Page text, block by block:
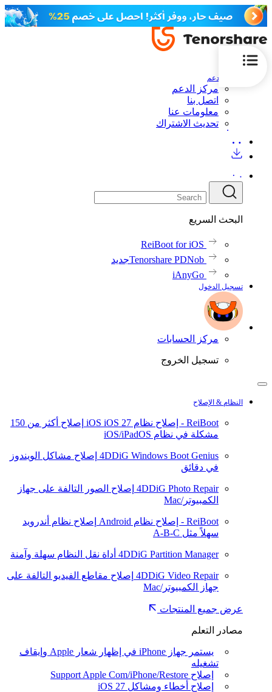
الدعم
مركز الدعم
اتصل بنا
معلومات عنا
تحديث الاشتراك
البحث السريع
ReiBoot for iOS
Tenorshare PDNobجديد
iAnyGo
تسجيل الدخول
مركز الحسابات
تسجيل الخروج
النظام & الإصلاح
ReiBoot - إصلاح نظام iOS iOS 27
إصلاح أكثر من 150
مشكلة في نظام iOS/iPadOS
4DDiG Windows Boot Genius إصلاح مشاكل الويندوز
في دقائق
4DDiG Photo Repair إصلاح الصور التالفة على جهاز
الكمبيوتر/Mac
ReiBoot - إصلاح نظام Android
إصلاح نظام أندرويد
سهلاً مثل A-B-C
4DDiG Partition Manager أداة نقل النظام سهلة وآمنة
4DDiG Video Repair إصلاح مقاطع الفيديو التالفة على
جهاز الكمبيوتر/Mac
عرض جميع المنتجات
مصادر التعلم
يستمر جهاز iPhone في إظهار شعار Apple وإيقاف
تشغيله
إصلاح Support Apple Com/iPhone/Restore
إصلاح أخطاء ومشاكل iOS 27